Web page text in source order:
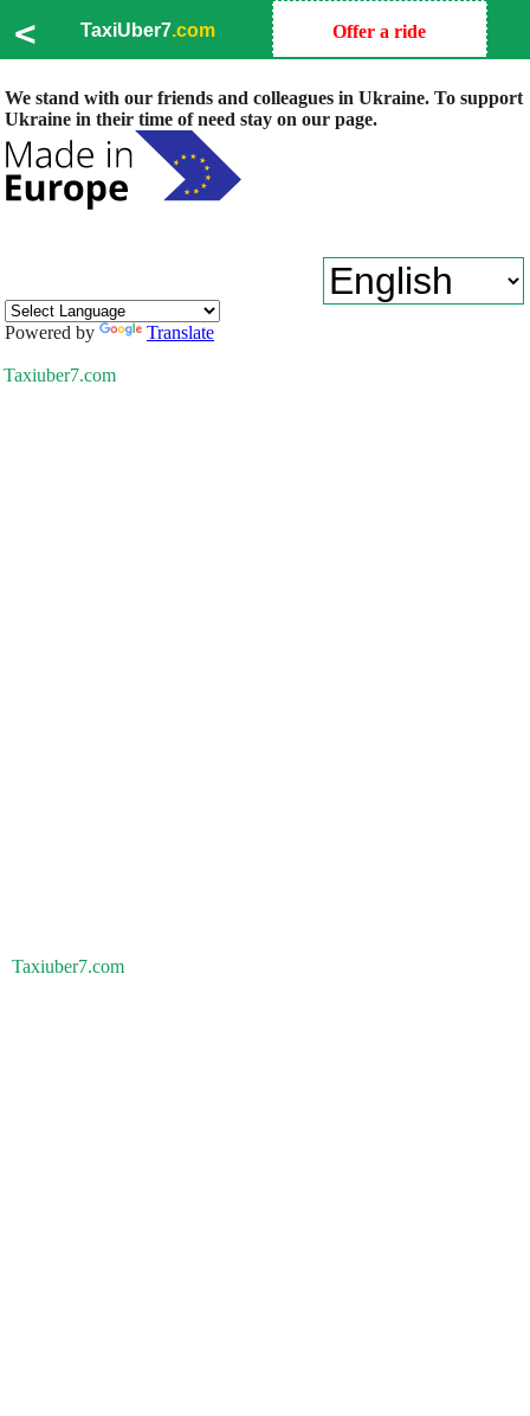
< TaxiUber7.com Offer a ride
We stand with our friends and colleagues in Ukraine. To support
Ukraine in their time of need stay on our page.
Powered by Translate
Taxiuber7.com
Taxiuber7.com